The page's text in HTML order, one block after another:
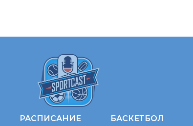
РАСПИСАНИЕ БАСКЕТБОЛ